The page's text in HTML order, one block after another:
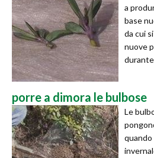
a
base
da cui
nuove
porre a dimora le bulbose
Le
quando